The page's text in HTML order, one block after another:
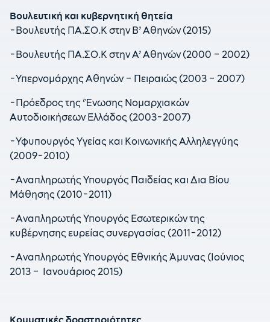
Βουλευτική και κυβερνητική θητεία
-Βουλευτής ΠΑ.ΣΟ.Κ στην Β’ Αθηνών (2015)
-Βουλευτής ΠΑ.ΣΟ.Κ στην Α’ Αθηνών (2000 – 2002)
-Υπερνομάρχης Αθηνών – Πειραιώς (2003 – 2007)
-Πρόεδρος της ‘Ένωσης Νομαρχιακών
Αυτοδιοικήσεων Ελλάδος (2003-2007)
-Υφυπουργός Υγείας και Κοινωνικής Αλληλεγγύης
(2009-2010)
-Αναπληρωτής Υπουργός Παιδείας και Δια Βίου
Μάθησης (2010-2011)
-Αναπληρωτής Υπουργός Εσωτερικών της
κυβέρνησης ευρείας συνεργασίας (2011-2012)
-Αναπληρωτής Υπουργός Εθνικής Άμυνας (Ιούνιος
2013 – Ιανουάριος 2015)
Κομματικές δραστηριότητες